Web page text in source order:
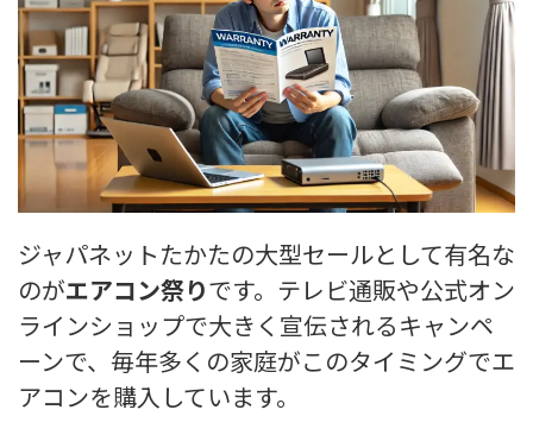
ジャパネットたかたの大型セールとして有名な
のがエアコン祭りです。テレビ通販や公式オン
ラインショップで大きく宣伝されるキャンペ
ーンで、毎年多くの家庭がこのタイミングでエ
アコンを購入しています。